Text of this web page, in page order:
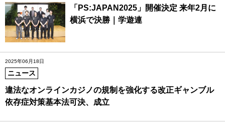
「PS:JAPAN2025」開催決定 来年2月に
横浜で決勝｜学遊連
2025年06月18日
ニュース
違法なオンラインカジノの規制を強化する改正ギャンブル
依存症対策基本法可決、成立